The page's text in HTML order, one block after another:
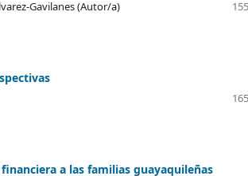
Gavilanes (Autor/a)
a las familias guayaquileñas